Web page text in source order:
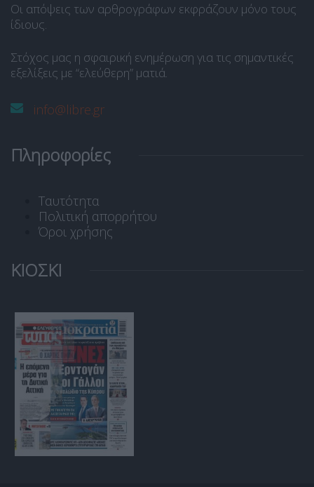
Οι απόψεις των αρθρογράφων εκφράζουν μόνο τους
ίδιους.
Στόχος μας η σφαιρική ενημέρωση για τις σημαντικές
εξελίξεις με “ελεύθερη” ματιά.
info@libre.gr
Πληροφορίες
Ταυτότητα
Πολιτική απορρήτου
Όροι χρήσης
ΚΙΟΣΚΙ